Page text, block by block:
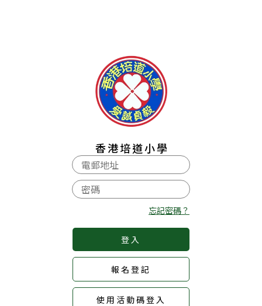
香港培道小學
忘記密碼？
登入
報名登記
使用活動碼登入